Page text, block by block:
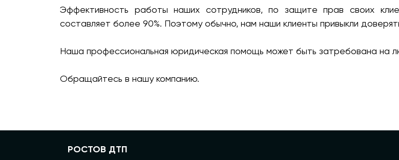
Эффективность работы наших сотрудников, по защите прав своих
составляет более 90%. Поэтому обычно, нам наши клиенты привыкли
Наша профессиональная юридическая помощь может быть затребована на
Обращайтесь в нашу компанию.
РОСТОВ ДТП